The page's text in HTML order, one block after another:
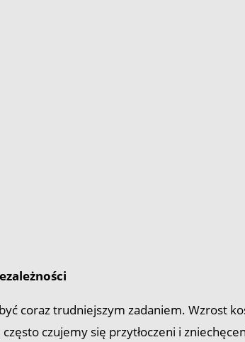
coraz trudniejszym zadaniem. Wzrost
czujemy się przytłoczeni i